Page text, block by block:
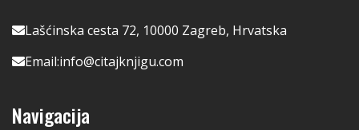
Lašćinska cesta 72, 10000 Zagreb, Hrvatska
Email:info@citajknjigu.com
Navigacija